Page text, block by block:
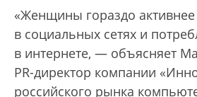
«Женщины гораздо
в социальных сетях и
в интернете, — объясняет
PR-директор компании
российского рынка